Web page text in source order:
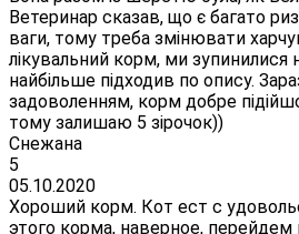
Ветеринар сказав, що є багато
ваги, тому треба змінювати
лікувальний корм, ми зупинилися
найбільше підходив по опису.
задоволенням, корм добре
тому залишаю 5 зірочок))
Снежана
5
05.10.2020
Хороший корм. Кот ест с
этого корма, наверное, перейдем